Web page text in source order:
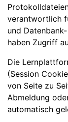
verantwortlich
und
haben Zugriff
Die
(Session
von Seite zu
Abmeldung
automatisch